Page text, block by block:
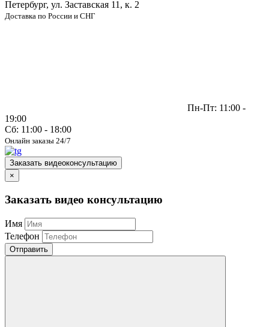
Петербург, ул. Заставская 11, к. 2
Доставка по России и СНГ
Пн-Пт: 11:00 -
19:00
Сб: 11:00 - 18:00
Онлайн заказы 24/7
Заказать видеоконсультацию
×
Заказать видео консультацию
Имя
Телефон
Отправить